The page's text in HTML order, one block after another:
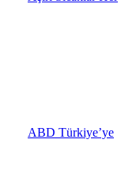
ABD Türkiye’ye